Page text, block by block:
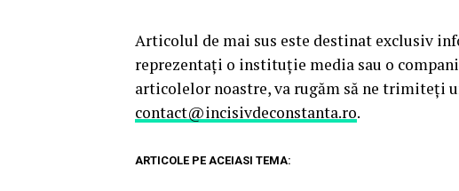
Articolul de mai sus este destinat exclusiv
reprezentaţi o instituţie media sau o
articolelor noastre, va rugăm să ne trimiteţi
contact@incisivdeconstanta.ro.
ARTICOLE PE ACEIASI TEMA: